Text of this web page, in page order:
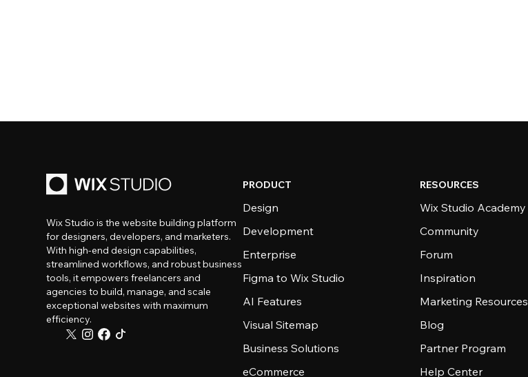
Wix Studio is the website building platform
for designers, developers, and marketers.
With high-end design capabilities,
streamlined workflows, and robust business
tools, it empowers freelancers and
agencies to build, manage, and scale
exceptional websites with maximum
efficiency.
PRODUCT
Design
Development
Enterprise
Figma to Wix Studio
AI Features
Visual Sitemap
Business Solutions
eCommerce
RESOURCES
Wix Studio Academy
Community
Forum
Inspiration
Marketing Resources
Blog
Partner Program
Help Center